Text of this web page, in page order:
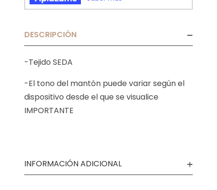
DESCRIPCIÓN
-Tejido SEDA
-El tono del mantón puede variar según el
dispositivo desde el que se visualice
IMPORTANTE
INFORMACIÓN ADICIONAL